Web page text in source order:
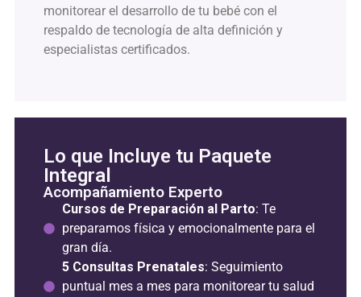
monitorear el desarrollo de tu bebé con el
respaldo de tecnología de alta definición y
especialistas certificados.
Lo que Incluye tu Paquete
Integral
Acompañamiento Experto
Cursos de Preparación al Parto: Te
preparamos física y emocionalmente para el
gran día.
5 Consultas Prenatales: Seguimiento
puntual mes a mes para monitorear tu salud